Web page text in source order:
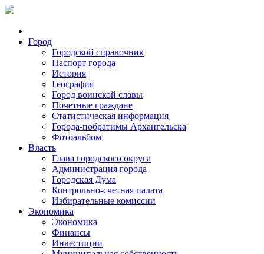
Город
Городской справочник
Паспорт города
История
География
Город воинской славы
Почетные граждане
Статистическая информация
Города-побратимы Архангельска
Фотоальбом
Власть
Глава городского округа
Администрация города
Городская Дума
Контрольно-счетная палата
Избирательные комиссии
Экономика
Экономика
Финансы
Инвестиции